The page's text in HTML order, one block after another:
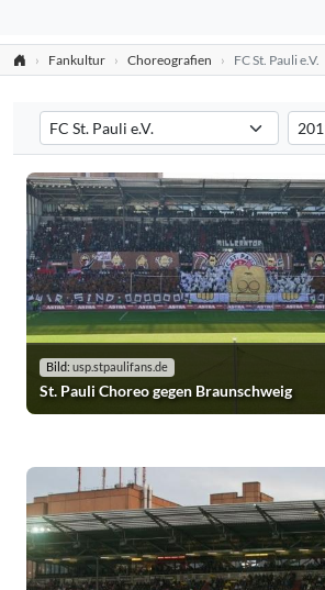
Fankultur Choreografien FC St. Pauli e.V.
Verein auswählen
Filtert die Choreografien nach dem
Bild: usp.stpaulifans.de
St. Pauli Choreo gegen Braunschweig